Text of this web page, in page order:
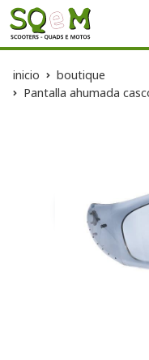
inicio
boutique
Pantalla ahumada